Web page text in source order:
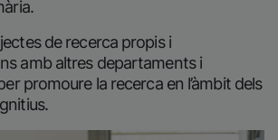
de recerca propis i
amb altres departaments i
promoure la recerca en l’àmbit dels